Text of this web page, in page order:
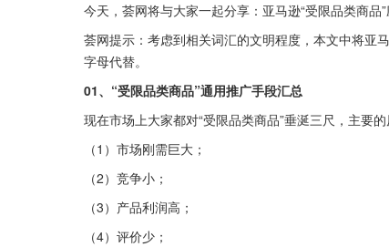
今天，荟网将与大家一起分享：亚马逊“受限品类商品
荟网提示：考虑到相关词汇的文明程度，本文中将亚
字母代替。
01、“受限品类商品”通用推广手段汇总
现在市场上大家都对“受限品类商品”垂涎三尺，主要的
（1）市场刚需巨大；
（2）竞争小；
（3）产品利润高；
（4）评价少；